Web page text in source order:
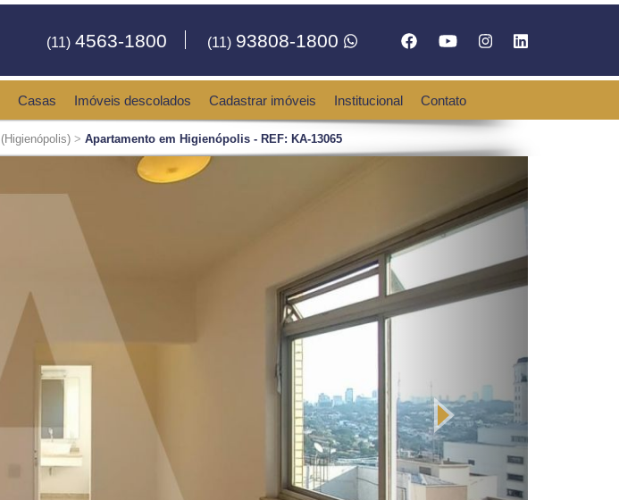
(11) 4563-1800 (11) 93808-1800
Casas Imóveis descolados Cadastrar imóveis Institucional Contato
> Apartamento em Higienópolis - REF: KA-13065